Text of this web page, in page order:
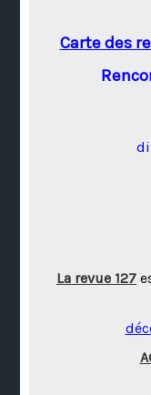
Carte des
La revue 127